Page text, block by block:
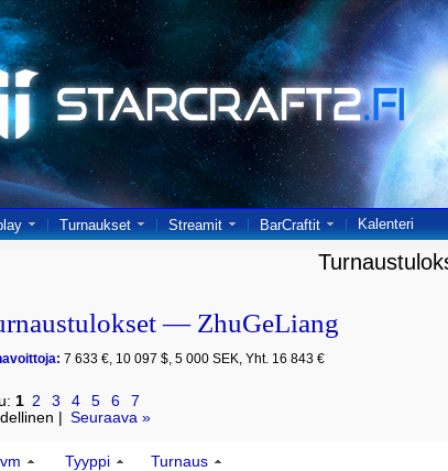
Turnaukset Streamit BarCraftit Kalenteri
— ZhuGeLiang
7 633 €, 10 097 $, 5 000 SEK, Yht. 16 843 €
1 2 3 4 5 6
7
|
Seuraava »
Tyyppi Turnaus